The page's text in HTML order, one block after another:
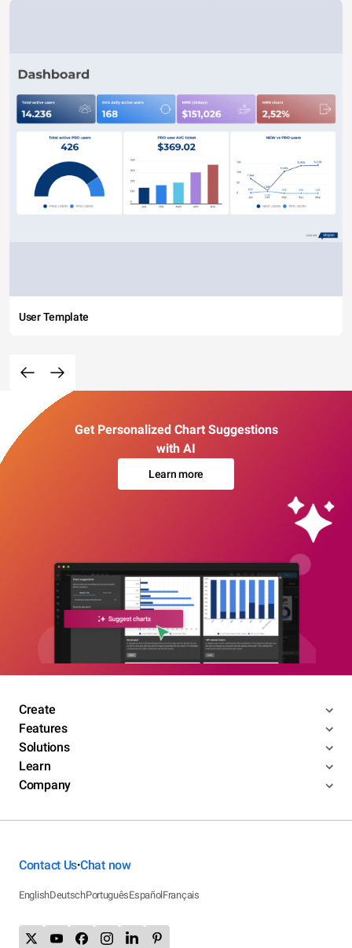
User Template
Get Personalized Chart Suggestions
with AI
Learn more
Create
Features
Solutions
Learn
Company
Contact Us•Chat now
EnglishDeutschPortuguêsEspañolFrançais